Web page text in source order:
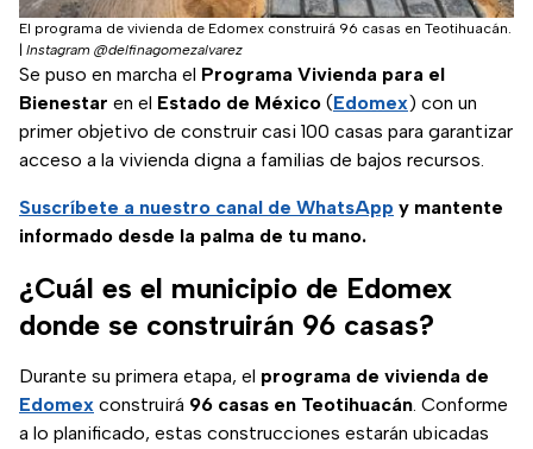
El programa de vivienda de Edomex construirá 96 casas en Teotihuacán.
Instagram @delfinagomezalvarez
Se puso en marcha el Programa Vivienda para el
Bienestar en el Estado de México (Edomex) con un
primer objetivo de construir casi 100 casas para garantizar
acceso a la vivienda digna a familias de bajos recursos.
Suscríbete a nuestro canal de WhatsApp y mantente
informado desde la palma de tu mano.
¿Cuál es el municipio de Edomex
donde se construirán 96 casas?
Durante su primera etapa, el programa de vivienda de
Edomex construirá 96 casas en Teotihuacán. Conforme
a lo planificado, estas construcciones estarán ubicadas